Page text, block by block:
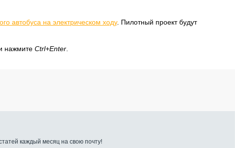
автобуса на электрическом ходу. Пилотный проект будут
нажмите Ctrl+Enter
каждый месяц на свою почту!